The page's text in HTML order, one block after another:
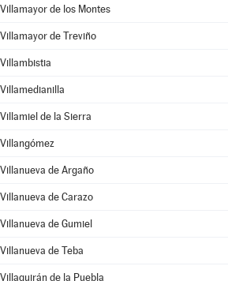
Villamayor de los Montes
Villamayor de Treviño
Villambistia
Villamedianilla
Villamiel de la Sierra
Villangómez
Villanueva de Argaño
Villanueva de Carazo
Villanueva de Gumiel
Villanueva de Teba
Villaquirán de la Puebla